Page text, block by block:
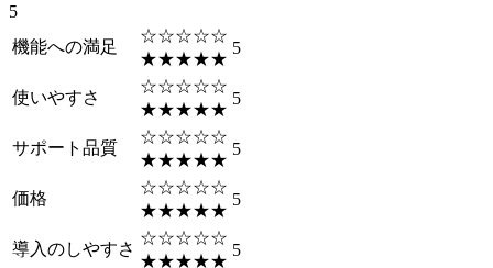
5
機能への満足
☆☆☆☆☆
★★★★★
5
使いやすさ
☆☆☆☆☆
★★★★★
5
サポート品質
☆☆☆☆☆
★★★★★
5
価格
☆☆☆☆☆
★★★★★
5
導入のしやすさ
☆☆☆☆☆
★★★★★
5